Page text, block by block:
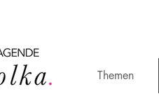
Themen